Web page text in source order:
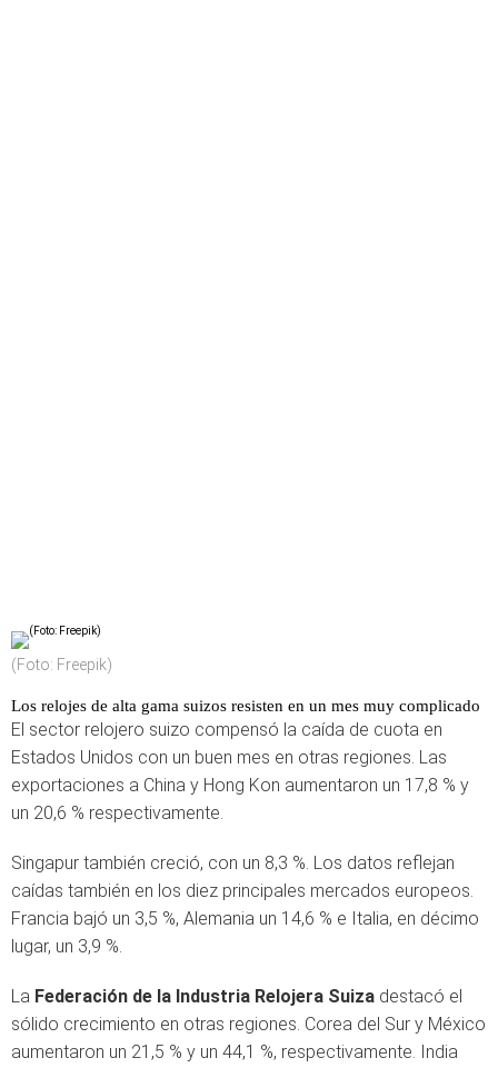
(Foto: Freepik)
Los relojes de alta gama suizos resisten en un mes muy complicado
El sector relojero suizo compensó la caída de cuota en
Estados Unidos con un buen mes en otras regiones. Las
exportaciones a China y Hong Kon aumentaron un 17,8 % y
un 20,6 % respectivamente.
Singapur también creció, con un 8,3 %. Los datos reflejan
caídas también en los diez principales mercados europeos.
Francia bajó un 3,5 %, Alemania un 14,6 % e Italia, en décimo
lugar, un 3,9 %.
La Federación de la Industria Relojera Suiza destacó el
sólido crecimiento en otras regiones. Corea del Sur y México
aumentaron un 21,5 % y un 44,1 %, respectivamente. India